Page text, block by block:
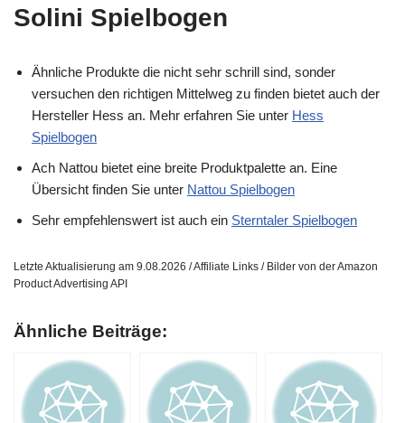
Solini Spielbogen
Ähnliche Produkte die nicht sehr schrill sind, sonder
versuchen den richtigen Mittelweg zu finden bietet auch der
Hersteller Hess an. Mehr erfahren Sie unter Hess
Spielbogen
Ach Nattou bietet eine breite Produktpalette an. Eine
Übersicht finden Sie unter Nattou Spielbogen
Sehr empfehlenswert ist auch ein Sterntaler Spielbogen
Letzte Aktualisierung am 9.08.2026 / Affiliate Links / Bilder von der Amazon
Product Advertising API
Ähnliche Beiträge: